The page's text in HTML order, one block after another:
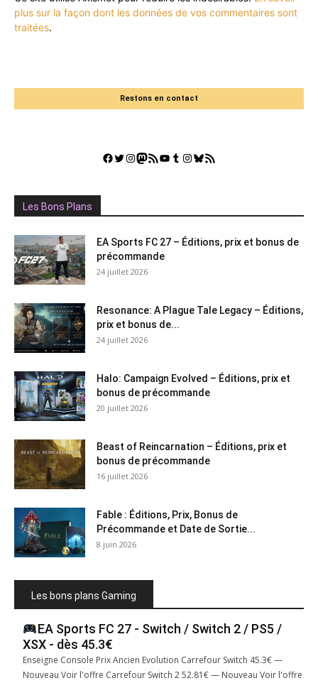
plus sur la façon dont les données de vos commentaires sont
traitées.
Restons en contact
Facebook
Twitter
Instagram
Mastodon
Flux RSSYouTube
Tumblr
Instagram
Bluesky
GestGame
Les Bons Plans
EA Sports FC 27 – Éditions, prix et bonus de
précommande
24 juillet 2026
Resonance: A Plague Tale Legacy – Éditions,
prix et bonus de...
24 juillet 2026
Halo: Campaign Evolved – Éditions, prix et
bonus de précommande
20 juillet 2026
Beast of Reincarnation – Éditions, prix et
bonus de précommande
16 juillet 2026
Fable : Éditions, Prix, Bonus de
Précommande et Date de Sortie...
8 juin 2026
Les bons plans Gaming
EA Sports FC 27 - Switch / Switch 2 / PS5 /
XSX - dès 45.3€
Enseigne Console Prix Ancien Evolution Carrefour Switch 45.3€ —
Nouveau Voir l'offre Carrefour Switch 2 52.81€ — Nouveau Voir l'offre